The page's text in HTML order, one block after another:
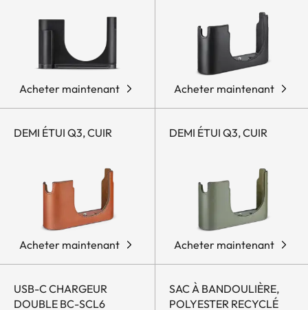
Acheter maintenant Acheter maintenant
DEMI ÉTUI Q3, CUIR
Acheter maintenant
DEMI ÉTUI Q3, CUIR
Acheter maintenant
USB-C CHARGEUR
DOUBLE BC-SCL6
SAC À BANDOULIÈRE,
POLYESTER RECYCLÉ